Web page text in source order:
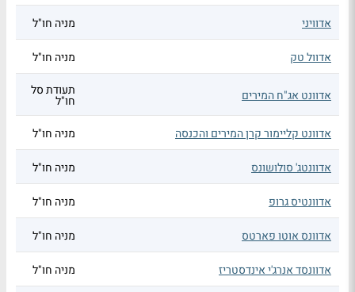
אדוויני
מניה חו"ל
אדוול טק מניה חו"ל
אדוונט אג"ח המירים תעודת סל
חו"ל
אדוונט קליימור קרן המירים והכנסה
מניה חו"ל
אדוונטג' סולושונס מניה חו"ל
אדוונטיס גרופ מניה חו"ל
אדוונס אוטו פארטס מניה חו"ל
אדוונסד אנרג'י אינדסטריז מניה חו"ל